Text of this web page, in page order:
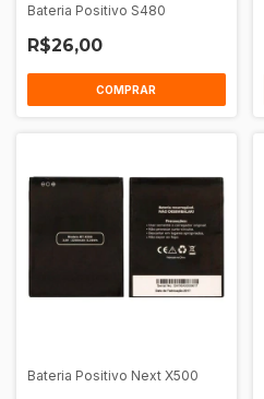
Bateria Positivo S480
R$26,00
COMPRAR
Bateria Positivo Next X500